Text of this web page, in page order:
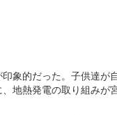
象的だった。子供達が
地熱発電の取り組みが